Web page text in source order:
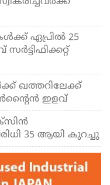
ഏപ്രില്‍ 25
ഖത്തറിലേക്ക്
ഇളവ്
35 ആയി കുറച്ചു